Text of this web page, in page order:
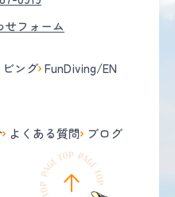
せフォーム
ング FunDiving/EN
よくある質問 ブログ